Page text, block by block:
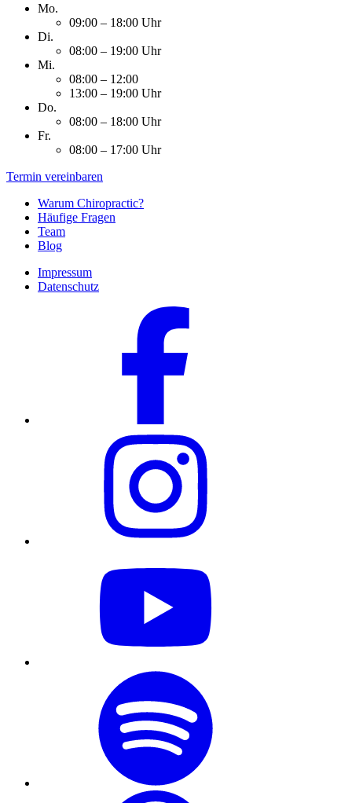
Mo.
09:00 – 18:00 Uhr
Di.
08:00 – 19:00 Uhr
Mi.
08:00 – 12:00
13:00 – 19:00 Uhr
Do.
08:00 – 18:00 Uhr
Fr.
08:00 – 17:00 Uhr
Termin vereinbaren
Warum Chiropractic?
Häufige Fragen
Team
Blog
Impressum
Datenschutz